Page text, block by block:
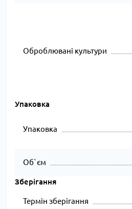
Оброблювані культури
Упаковка
Упаковка
Об`єм
Зберігання
Термін зберігання